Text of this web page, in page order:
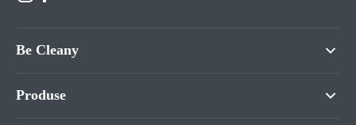
Be Cleany
Produse